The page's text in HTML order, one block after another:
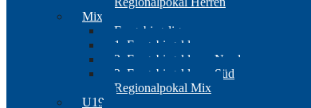
Mix
Erzgebirgsliga
1. Erzgebirgsklasse
2. Erzgebirgsklasse Nord
2. Erzgebirgsklasse Süd
Regionalpokal Mix
U19